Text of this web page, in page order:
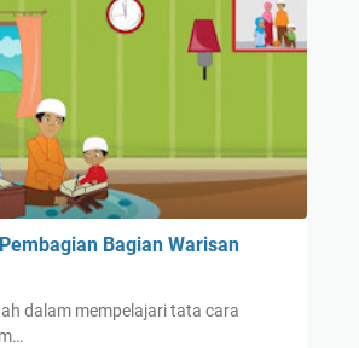
Bagian Warisan
dalam mempelajari tata cara